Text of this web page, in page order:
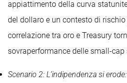
appiattimento della curva
del dollaro e un contesto di
correlazione tra oro e Treasury
sovraperformance delle small-cap
Scenario 2: L’indipendenza si erode: